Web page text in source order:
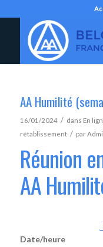
AA Humilité
16/01/2024 / dans En
rétablissement / par
Réunion
AA
Date/heure